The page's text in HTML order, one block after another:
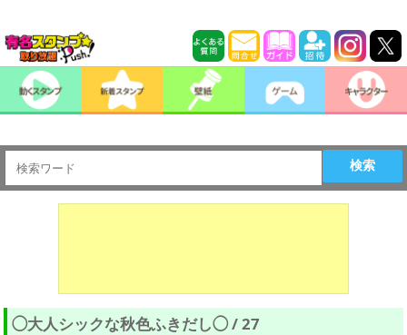
検索
◯大人シックな秋色ふきだし◯ / 27